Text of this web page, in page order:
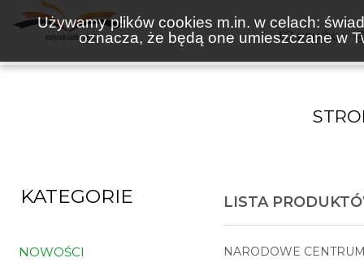
Używamy plików cookies m.in. w celach:
oznacza, że będą one umieszczane w
KSIĄŻKI
KATEGORIE
NOWOŚCI
LISTA
NARODOWE